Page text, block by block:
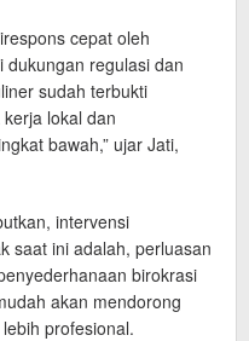
cepat oleh
regulasi dan
sudah terbukti
lokal dan
bawah,” ujar Jati,
intervensi
saat ini adalah, perluasan
birokrasi
akan mendorong
profesional.